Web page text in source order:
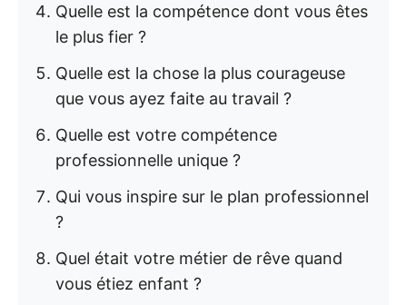
Quelle est la compétence dont vous êtes
le plus fier ?
Quelle est la chose la plus courageuse
que vous ayez faite au travail ?
Quelle est votre compétence
professionnelle unique ?
Qui vous inspire sur le plan professionnel
?
Quel était votre métier de rêve quand
vous étiez enfant ?